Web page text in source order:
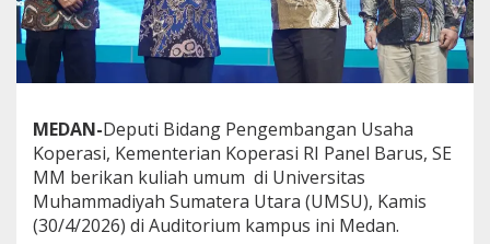
M
S
U
P
S
o
l
u
s
MEDAN-Deputi Bidang Pengembangan Usaha
Koperasi, Kementerian Koperasi RI Panel Barus, SE
MM berikan kuliah umum di Universitas
Muhammadiyah Sumatera Utara (UMSU), Kamis
(30/4/2026) di Auditorium kampus ini Medan.